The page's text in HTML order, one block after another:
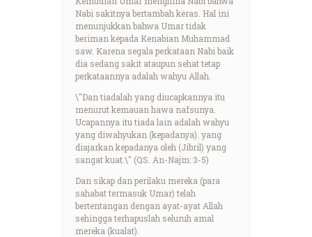
Nabi sakitnya bertambah keras. Hal ini
menunjukkan bahwa Umar tidak
beriman kepada Kenabian Muhammad
saw. Karena segala perkataan Nabi baik
dia sedang sakit ataupun sehat tetap
perkataannya adalah wahyu Allah.
\"Dan tiadalah yang diucapkannya itu
menurut kemauan hawa nafsunya.
Ucapannya itu tiada lain adalah wahyu
yang diwahyukan (kepadanya). yang
diajarkan kepadanya oleh (Jibril) yang
sangat kuat.\" (QS. An-Najm: 3-5)
Dan sikap dan perilaku mereka (para
sahabat termasuk Umar) telah
bertentangan dengan ayat-ayat Allah
sehingga terhapuslah seluruh amal
mereka (kualat).